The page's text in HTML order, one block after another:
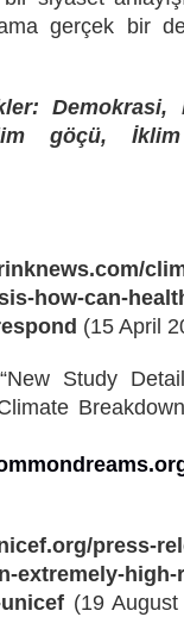
gerçek bir
Demokrasi,
göçü, İklim
how-can-
(15 April
Study
press-
extremely-
(19